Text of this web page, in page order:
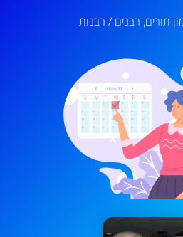
תורים, רבנים / רבנות